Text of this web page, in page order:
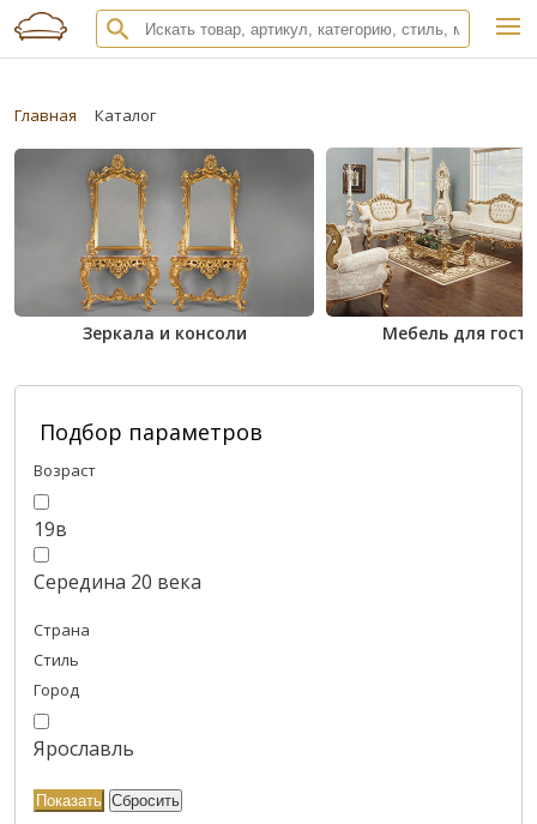
Главная Каталог
Зеркала и консоли Мебель для
Подбор параметров
Возраст
19в
Середина 20 века
Страна
Стиль
Город
Ярославль